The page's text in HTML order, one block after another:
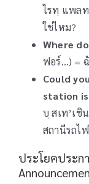
ไรทฺ แพล
ใช่ไหม?
Where
ฟอร์…) =
Could
station
บฺ สเท’เชิ
สถานีรถไ
ประโยคประก